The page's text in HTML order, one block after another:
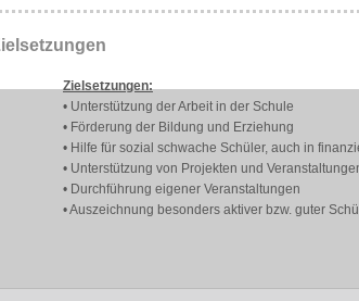
Zielsetzungen:
• Unterstützung der Arbeit in der Schule
• Förderung der Bildung und Erziehung
• Hilfe für sozial schwache Schüler, auch in
• Unterstützung von Projekten und
• Durchführung eigener Veranstaltungen
• Auszeichnung besonders aktiver bzw. guter